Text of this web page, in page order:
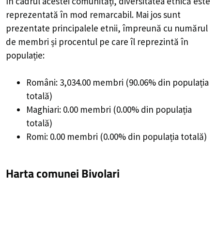
reprezentată în mod remarcabil. Mai jos sunt
prezentate principalele etnii, împreună cu numărul
de membri și procentul pe care îl reprezintă în
populație:
Români: 3,034.00 membri (90.06% din populația
totală)
Maghiari: 0.00 membri (0.00% din populația
totală)
Romi: 0.00 membri (0.00% din populația totală)
Harta comunei Bivolari